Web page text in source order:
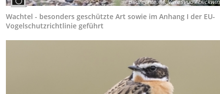
Bildrechte:M. Varesvuo /
Wachtel - besonders geschützte Art sowie im Anhang I der EU-
Vogelschutzrichtlinie geführt